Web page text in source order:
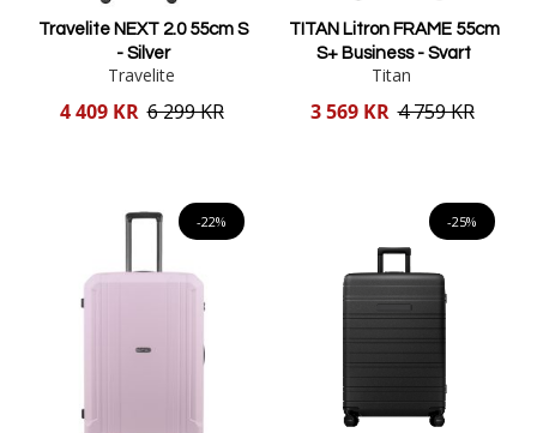
Travelite NEXT 2.0 55cm S
- Silver
Travelite
Reducerat
4 409 KR 6 299 KR
TITAN Litron FRAME 55cm
S+ Business - Svart
Titan
Reducerat
3 569 KR 4 759 KR
-22% -25%